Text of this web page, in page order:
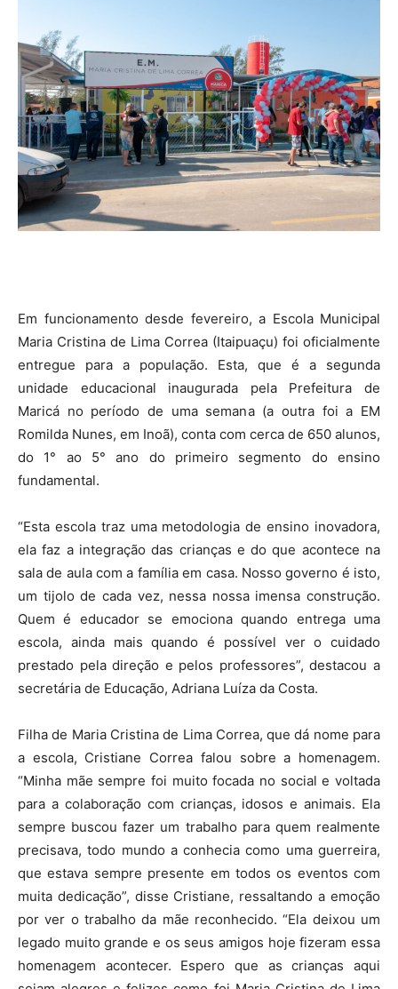
Em funcionamento desde fevereiro, a Escola Municipal
Maria Cristina de Lima Correa (Itaipuaçu) foi oficialmente
entregue para a população. Esta, que é a segunda
unidade educacional inaugurada pela Prefeitura de
Maricá no período de uma semana (a outra foi a EM
Romilda Nunes, em Inoã), conta com cerca de 650 alunos,
do 1° ao 5° ano do primeiro segmento do ensino
fundamental.
“Esta escola traz uma metodologia de ensino inovadora,
ela faz a integração das crianças e do que acontece na
sala de aula com a família em casa. Nosso governo é isto,
um tijolo de cada vez, nessa nossa imensa construção.
Quem é educador se emociona quando entrega uma
escola, ainda mais quando é possível ver o cuidado
prestado pela direção e pelos professores”, destacou a
secretária de Educação, Adriana Luíza da Costa.
Filha de Maria Cristina de Lima Correa, que dá nome para
a escola, Cristiane Correa falou sobre a homenagem.
“Minha mãe sempre foi muito focada no social e voltada
para a colaboração com crianças, idosos e animais. Ela
sempre buscou fazer um trabalho para quem realmente
precisava, todo mundo a conhecia como uma guerreira,
que estava sempre presente em todos os eventos com
muita dedicação”, disse Cristiane, ressaltando a emoção
por ver o trabalho da mãe reconhecido. “Ela deixou um
legado muito grande e os seus amigos hoje fizeram essa
homenagem acontecer. Espero que as crianças aqui